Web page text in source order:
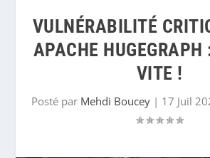
VULNÉRABILITÉ
APACHE HUGEGRAPH
VITE !
Posté par Mehdi Boucey | 17 Juil